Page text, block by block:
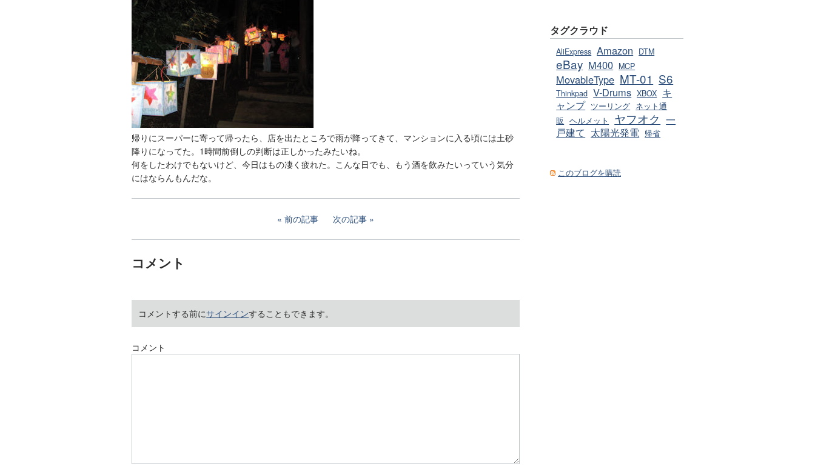
帰りにスーパーに寄って帰ったら、店を出たところで雨が降ってきて、マンションに入る頃には土砂
降りになってた。1時間前倒しの判断は正しかったみたいね。
何をしたわけでもないけど、今日はもの凄く疲れた。こんな日でも、もう酒を飲みたいっていう気分
にはならんもんだな。
前の記事 次の記事
コメント
コメントする前にサインインすることもできます。
コメント
タグクラウド
AliExpress Amazon DTM
eBay M400 MCP
MovableType MT-01 S6
Thinkpad V-Drums XBOX キ
ャンプ ツーリング ネット通
販 ヘルメット ヤフオク 一
戸建て 太陽光発電 帰省
このブログを購読